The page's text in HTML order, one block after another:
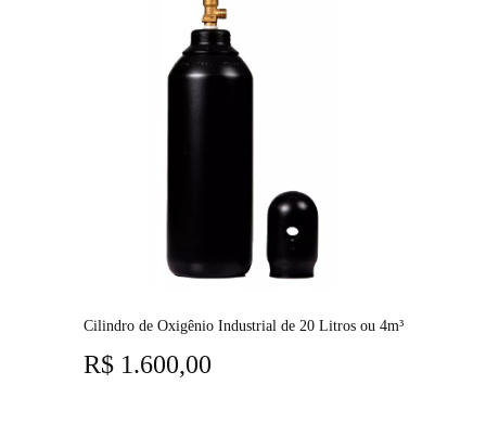
Cilindro de Oxigênio Industrial de 20 Litros ou 4m³
R$1.600,00